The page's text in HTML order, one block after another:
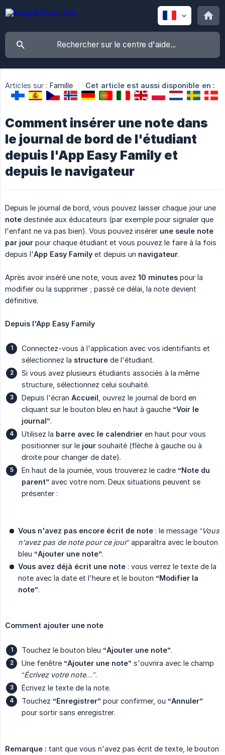
Articles sur : Famille Cet article est aussi disponible en :
Comment insérer une note dans
le journal de bord de l'étudiant
depuis l'App Easy Family et
depuis le navigateur
Depuis le journal de bord, vous pouvez laisser chaque jour une
note destinée aux éducateurs (par exemple pour signaler que
l'enfant ne va pas bien). Vous pouvez insérer une seule note
par jour pour chaque étudiant et vous pouvez le faire à la fois
depuis l'App Easy Family et depuis un navigateur.
Après avoir inséré une note, vous avez 10 minutes pour la
modifier ou la supprimer ; passé ce délai, la note devient
définitive.
Depuis l'App Easy Family
Connectez-vous à l'application avec vos identifiants et
sélectionnez la structure de l'étudiant.
Si vous avez plusieurs étudiants associés à la même
structure, sélectionnez celui souhaité.
Depuis l'écran Accueil , ouvrez le journal de bord en
cliquant sur le bouton bleu en haut à gauche “Voir le
journal”.
Utilisez la barre avec le calendrier en haut pour vous
positionner sur le jour souhaité (flèche à gauche ou à
droite pour changer de date).
En haut de la journée, vous trouverez le cadre “Note du
parent” avec votre nom. Deux situations peuvent se
présenter :
Vous n'avez pas encore écrit de note : le message “Vous
n'avez pas de note pour ce jour” apparaîtra avec le bouton
bleu “Ajouter une note”.
Vous avez déjà écrit une note : vous verrez le texte de la
note avec la date et l'heure et le bouton “Modifier la
note”.
Comment ajouter une note
Touchez le bouton bleu “Ajouter une note”.
Une fenêtre “Ajouter une note” s'ouvrira avec le champ
“Écrivez votre note…”.
Écrivez le texte de la note.
Touchez “Enregistrer” pour confirmer, ou “Annuler”
pour sortir sans enregistrer.
Remarque : tant que vous n'avez pas écrit de texte, le bouton